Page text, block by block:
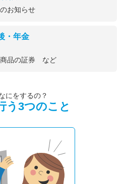
お知らせ
・年金
商品の証券 など
にをするの？
う3つのこと